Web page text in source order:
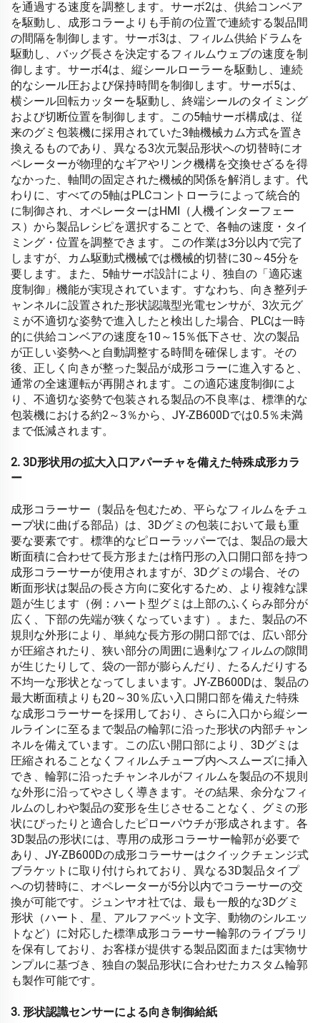
を通過する速度を調整します。サーボ2は、供給コンベア
を駆動し、成形コラーよりも手前の位置で連続する製品間
の間隔を制御します。サーボ3は、フィルム供給ドラムを
駆動し、バッグ長さを決定するフィルムウェブの速度を制
御します。サーボ4は、縦シールローラーを駆動し、連続
的なシール圧および保持時間を制御します。サーボ5は、
横シール回転カッターを駆動し、終端シールのタイミング
および切断位置を制御します。この5軸サーボ構成は、従
来のグミ包装機に採用されていた3軸機械カム方式を置き
換えるものであり、異なる3次元製品形状への切替時にオ
ペレーターが物理的なギアやリンク機構を交換せざるを得
なかった、軸間の固定された機械的関係を解消します。代
わりに、すべての5軸はPLCコントローラによって統合的
に制御され、オペレーターはHMI（人機インターフェー
ス）から製品レシピを選択することで、各軸の速度・タイ
ミング・位置を調整できます。この作業は3分以内で完了
しますが、カム駆動式機械では機械的切替に30～45分を
要します。また、5軸サーボ設計により、独自の「適応速
度制御」機能が実現されています。すなわち、向き整列チ
ャンネルに設置された形状認識型光電センサが、3次元グ
ミが不適切な姿勢で進入したと検出した場合、PLCは一時
的に供給コンベアの速度を10～15％低下させ、次の製品
が正しい姿勢へと自動調整する時間を確保します。その
後、正しく向きが整った製品が成形コラーに進入すると、
通常の全速運転が再開されます。この適応速度制御によ
り、不適切な姿勢で包装される製品の不良率は、標準的な
包装機における約2～3％から、JY-ZB600Dでは0.5％未満
まで低減されます。
2. 3D形状用の拡大入口アパーチャを備えた特殊成形カラ
ー
成形コラーサー（製品を包むため、平らなフィルムをチュ
ーブ状に曲げる部品）は、3Dグミの包装において最も重
要な要素です。標準的なピローラッパーでは、製品の最大
断面積に合わせて長方形または楕円形の入口開口部を持つ
成形コラーサーが使用されますが、3Dグミの場合、その
断面形状は製品の長さ方向に変化するため、より複雑な課
題が生じます（例：ハート型グミは上部のふくらみ部分が
広く、下部の先端が狭くなっています）。また、製品の不
規則な外形により、単純な長方形の開口部では、広い部分
が圧縮されたり、狭い部分の周囲に過剰なフィルムの隙間
が生じたりして、袋の一部が膨らんだり、たるんだりする
不均一な形状となってしまいます。JY-ZB600Dは、製品の
最大断面積よりも20～30％広い入口開口部を備えた特殊
な成形コラーサーを採用しており、さらに入口から縦シー
ルラインに至るまで製品の輪郭に沿った形状の内部チャン
ネルを備えています。この広い開口部により、3Dグミは
圧縮されることなくフィルムチューブ内へスムーズに挿入
でき、輪郭に沿ったチャンネルがフィルムを製品の不規則
な外形に沿ってやさしく導きます。その結果、余分なフィ
ルムのしわや製品の変形を生じさせることなく、グミの形
状にぴったりと適合したピローパウチが形成されます。各
3D製品の形状には、専用の成形コラーサー輪郭が必要で
あり、JY-ZB600Dの成形コラーサーはクイックチェンジ式
ブラケットに取り付けられており、異なる3D製品タイプ
への切替時に、オペレーターが5分以内でコラーサーの交
換が可能です。ジュンヤオ社では、最も一般的な3Dグミ
形状（ハート、星、アルファベット文字、動物のシルエッ
トなど）に対応した標準成形コラーサー輪郭のライブラリ
を保有しており、お客様が提供する製品図面または実物サ
ンプルに基づき、独自の製品形状に合わせたカスタム輪郭
も製作可能です。
3. 形状認識センサーによる向き制御給紙